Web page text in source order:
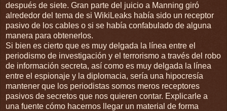
después de siete. Gran parte del juicio a Manning giró
alrededor del tema de si WikiLeaks había sido un receptor
pasivo de los cables o si se había confabulado de alguna
manera para obtenerlos.
Si bien es cierto que es muy delgada la línea entre el
periodismo de investigación y el terrorismo a través del robo
de información secreta, así como es muy delgada la línea
entre el espionaje y la diplomacia, sería una hipocresía
mantener que los periodistas somos meros receptores
pasivos de secretos que nos quieren contar. Explicarle a
una fuente cómo hacernos llegar un material de forma